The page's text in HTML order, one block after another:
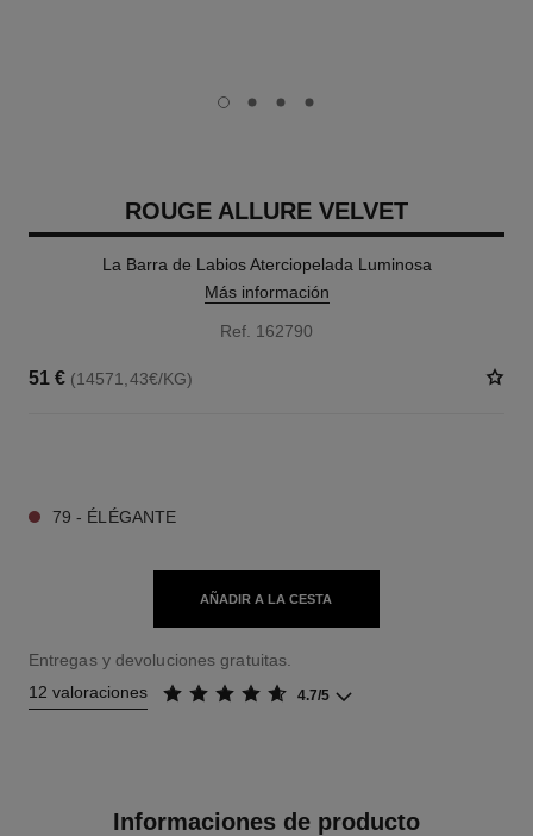
carousel dot
carousel dot
carousel dot
carousel dot
ROUGE ALLURE VELVET
La Barra de Labios Aterciopelada Luminosa
Más información
Ref. 162790
51 € (14571,43€/KG)
79 - ÉLÉGANTE
AÑADIR A LA CESTA
Entregas y devoluciones gratuitas.
12 valoraciones
4.7/5
Informaciones de producto